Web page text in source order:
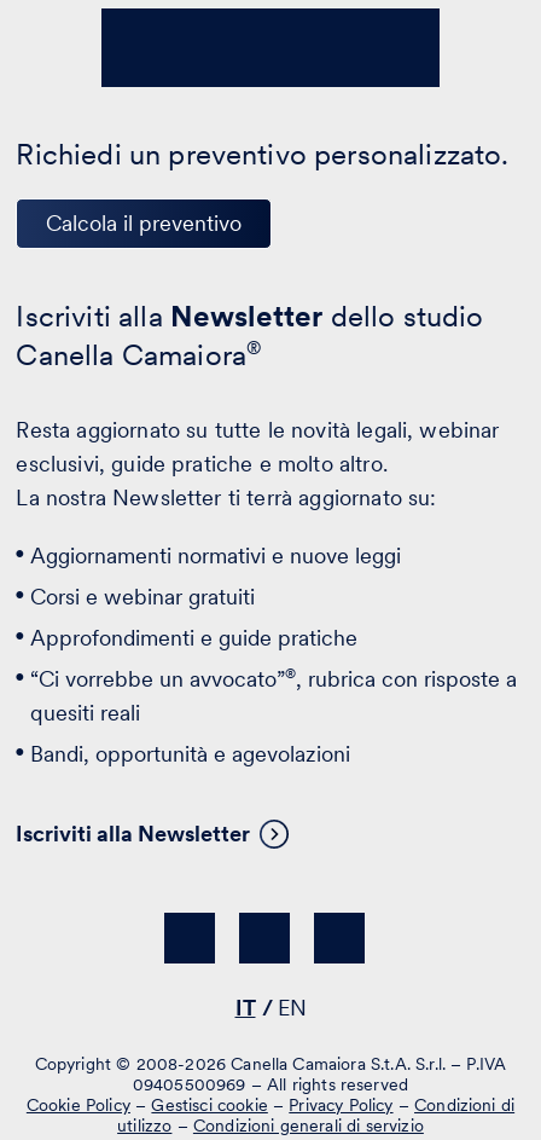
Richiedi un preventivo personalizzato.
Calcola il preventivo
Iscriviti alla Newsletter dello studio
Canella Camaiora®
Resta aggiornato su tutte le novità legali, webinar
esclusivi, guide pratiche e molto altro.
La nostra Newsletter ti terrà aggiornato su:
Aggiornamenti normativi e nuove leggi
Corsi e webinar gratuiti
Approfondimenti e guide pratiche
“Ci vorrebbe un avvocato”®, rubrica con risposte a
quesiti reali
Bandi, opportunità e agevolazioni
Iscriviti alla Newsletter
IT EN
Copyright © 2008-2026 Canella Camaiora S.t.A. S.r.l. – P.IVA
09405500969 – All rights reserved
Cookie Policy–Gestisci cookie – Privacy Policy –Condizioni di
utilizzo – Condizioni generali di servizio